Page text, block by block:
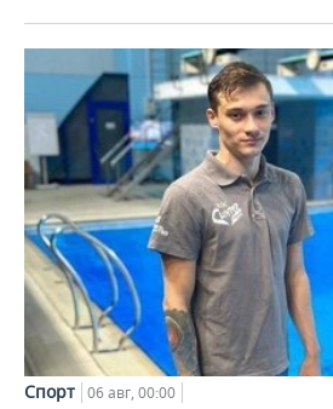
Спорт 06 авг, 00:00